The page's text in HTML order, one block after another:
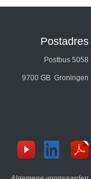
Postadres
Postbus 5058
9700 GB Groningen